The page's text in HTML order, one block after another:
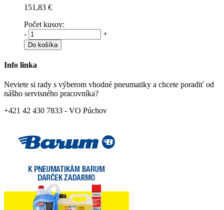
151,83 €
Počet kusov:
-
+
Do košíka
Info linka
Neviete si rady s výberom vhodné pneumatiky a chcete poradiť od
nášho servisného pracovníka?
+421 42 430 7833 - VO Púchov